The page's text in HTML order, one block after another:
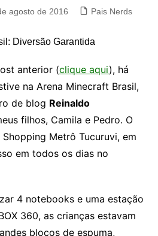
agosto de 2016 Pais Nerds
anterior (clique aqui), há
na Arena Minecraft Brasil,
de blog Reinaldo
filhos, Camila e Pedro. O
Metrô Tucuruvi, em
em todos os dias no
4 notebooks e uma estação
360, as crianças estavam
blocos de espuma,